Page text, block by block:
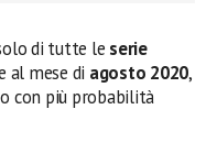
di tutte le serie
al mese di agosto 2020,
con più probabilità